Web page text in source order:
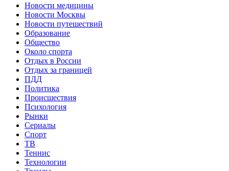
Новости медицины
Новости Москвы
Новости путешествий
Образование
Общество
Около спорта
Отдых в России
Отдых за границей
ПДД
Политика
Происшествия
Психология
Рынки
Сериалы
Спорт
ТВ
Теннис
Технологии